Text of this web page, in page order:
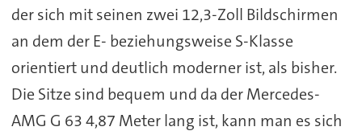
der sich mit seinen zwei 12,3-Zoll Bildschirmen
an dem der E- beziehungsweise S-Klasse
orientiert und deutlich moderner ist, als bisher.
Die Sitze sind bequem und da der Mercedes-
AMG G 63 4,87 Meter lang ist, kann man es sich